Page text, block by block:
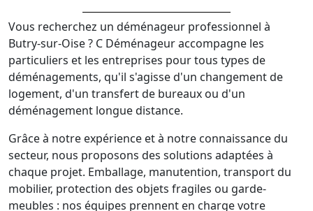
Vous recherchez un déménageur professionnel à
Butry-sur-Oise ? C Déménageur accompagne les
particuliers et les entreprises pour tous types de
déménagements, qu'il s'agisse d'un changement de
logement, d'un transfert de bureaux ou d'un
déménagement longue distance.
Grâce à notre expérience et à notre connaissance du
secteur, nous proposons des solutions adaptées à
chaque projet. Emballage, manutention, transport du
mobilier, protection des objets fragiles ou garde-
meubles : nos équipes prennent en charge votre